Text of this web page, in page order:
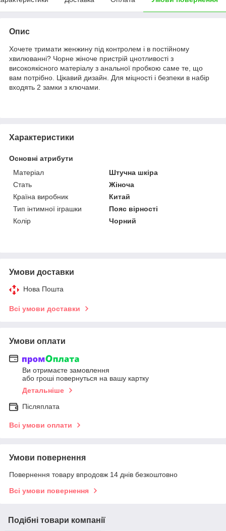
Опис
Хочете тримати женжину під контролем і в постійному
хвилюванні? Чорне жіноче пристрій цнотливості з
високоякісного матеріалу з анальної пробкою саме те, що
вам потрібно. Цікавий дизайн. Для міцності і безпеки в набір
входять 2 замки з ключами.
Характеристики
Основні атрибути
Матеріал
Штучна шкіра
Стать
Жіноча
Країна виробник
Китай
Тип інтимної іграшки
Пояс вірності
Колір
Чорний
Умови доставки
Нова Пошта
Всі умови доставки
Умови оплати
Ви отримаєте замовлення
або гроші повернуться на вашу картку
Детальніше
Післяплата
Всі умови оплати
Умови повернення
Повернення товару впродовж 14 днів безкоштовно
Всі умови повернення
Подібні товари компанії